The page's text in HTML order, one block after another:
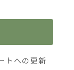
トへの更新